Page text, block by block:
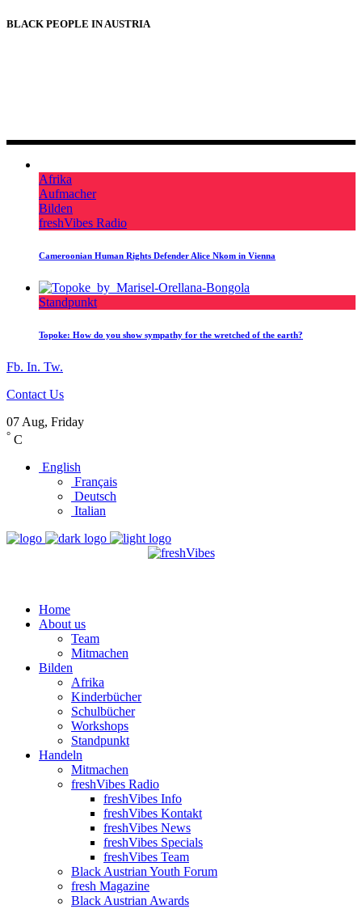
BLACK PEOPLE IN AUSTRIA
Afrika
Aufmacher
Bilden
freshVibes Radio
Cameroonian Human Rights Defender Alice Nkom in Vienna
Standpunkt
Topoke: How do you show sympathy for the wretched of the earth?
Fb. In. Tw.
Contact Us
07 Aug, Friday
° C
English
Français
Deutsch
Italian
Home
About us
Team
Mitmachen
Bilden
Afrika
Kinderbücher
Schulbücher
Workshops
Standpunkt
Handeln
Mitmachen
freshVibes Radio
freshVibes Info
freshVibes Kontakt
freshVibes News
freshVibes Specials
freshVibes Team
Black Austrian Youth Forum
fresh Magazine
Black Austrian Awards